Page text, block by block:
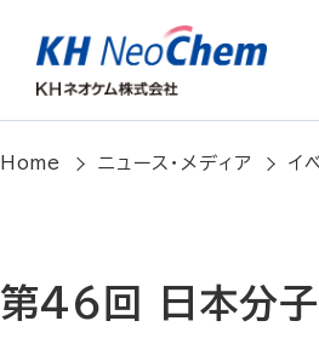
Home ニュース・メディア イ
第46回 日本分子